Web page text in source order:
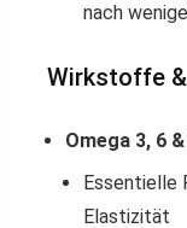
nach
Wirkstoffe
Omega 3, 6
Essentielle
Elastizität